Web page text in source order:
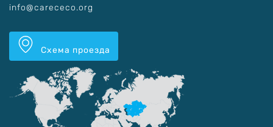
info@carececo.org
Схема проезда